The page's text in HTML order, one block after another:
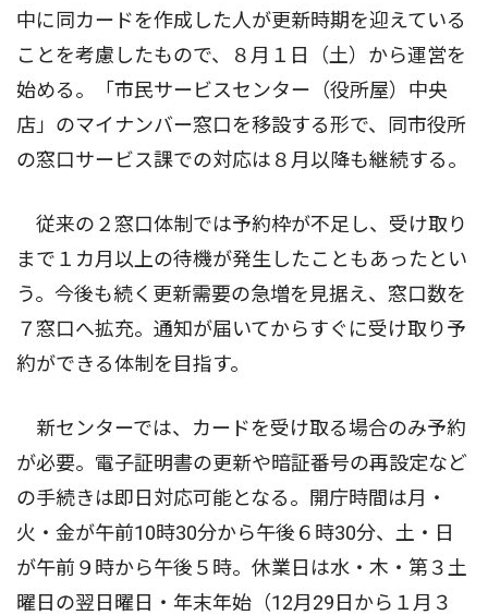
中に同カードを作成した人が更新時期を迎えている
ことを考慮したもので、８月１日（土）から運営を
始める。「市民サービスセンター（役所屋）中央
店」のマイナンバー窓口を移設する形で、同市役所
の窓口サービス課での対応は８月以降も継続する。
従来の２窓口体制では予約枠が不足し、受け取り
まで１カ月以上の待機が発生したこともあったとい
う。今後も続く更新需要の急増を見据え、窓口数を
７窓口へ拡充。通知が届いてからすぐに受け取り予
約ができる体制を目指す。
新センターでは、カードを受け取る場合のみ予約
が必要。電子証明書の更新や暗証番号の再設定など
の手続きは即日対応可能となる。開庁時間は月・
火・金が午前10時30分から午後６時30分、土・日
が午前９時から午後５時。休業日は水・木・第３土
曜日の翌日曜日・年末年始（12月29日から１月３